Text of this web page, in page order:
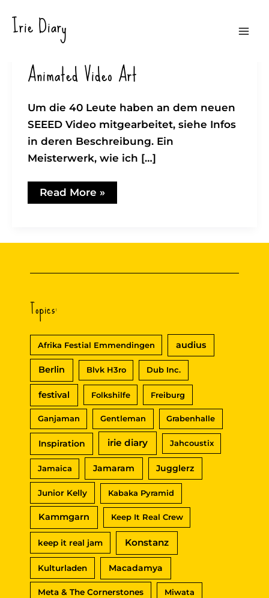
Inhalt
Irie Diary
Animated Video Art
Um die 40 Leute haben an dem neuen
SEEED Video mitgearbeitet, siehe Infos
in deren Beschreibung. Ein
Meisterwerk, wie ich […]
Animated
Video
Read More »
Topics:
Afrika Festial Emmendingen audius
Berlin Blvk H3ro Dub Inc.
festival Folkshilfe Freiburg
Ganjaman Gentleman Grabenhalle
Inspiration irie diary Jahcoustix
Jamaica Jamaram Jugglerz
Junior Kelly Kabaka Pyramid
Kammgarn Keep It Real Crew
keep it real jam Konstanz
Kulturladen Macadamya
Meta & The Cornerstones Miwata